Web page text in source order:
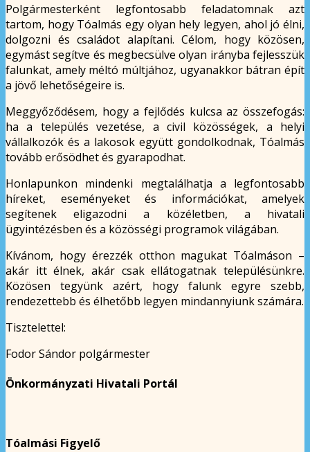
Polgármesterként legfontosabb feladatomnak azt
tartom, hogy Tóalmás egy olyan hely legyen, ahol jó élni,
dolgozni és családot alapítani. Célom, hogy közösen,
egymást segítve és megbecsülve olyan irányba fejlesszük
falunkat, amely méltó múltjához, ugyanakkor bátran épít
a jövő lehetőségeire is.
Meggyőződésem, hogy a fejlődés kulcsa az összefogás:
ha a település vezetése, a civil közösségek, a helyi
vállalkozók és a lakosok együtt gondolkodnak, Tóalmás
tovább erősödhet és gyarapodhat.
Honlapunkon mindenki megtalálhatja a legfontosabb
híreket, eseményeket és információkat, amelyek
segítenek eligazodni a közéletben, a hivatali
ügyintézésben és a közösségi programok világában.
Kívánom, hogy érezzék otthon magukat Tóalmáson –
akár itt élnek, akár csak ellátogatnak településünkre.
Közösen tegyünk azért, hogy falunk egyre szebb,
rendezettebb és élhetőbb legyen mindannyiunk számára.
Tisztelettel:
Fodor Sándor polgármester
Önkormányzati Hivatali Portál
Tóalmási Figyelő